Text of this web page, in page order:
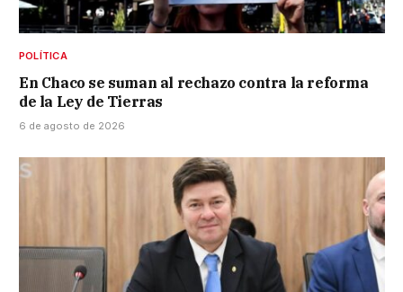
POLÍTICA
En Chaco se suman al rechazo contra la reforma
de la Ley de Tierras
6 de agosto de 2026